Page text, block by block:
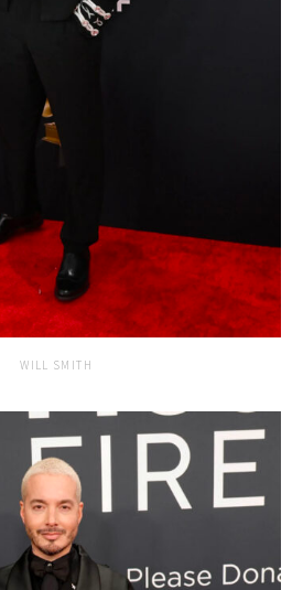
WILL SMITH